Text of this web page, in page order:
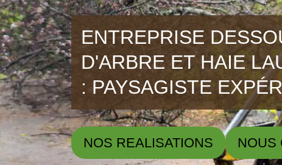
ENTREPRISE
D'ARBRE ET HAIE
: PAYSAGISTE
NOS REALISATIONS NOUS